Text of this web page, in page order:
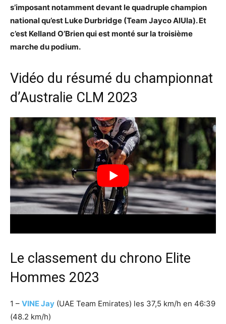
s’imposant notamment devant le quadruple champion
national qu’est Luke Durbridge (Team Jayco AlUla). Et
c’est Kelland O’Brien qui est monté sur la troisième
marche du podium.
Vidéo du résumé du championnat
d’Australie CLM 2023
Le classement du chrono Elite
Hommes 2023
1 – VINE Jay (UAE Team Emirates) les 37,5 km/h en 46:39
(48.2 km/h)